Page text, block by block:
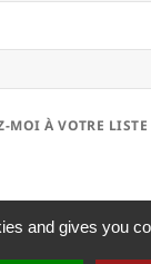
MOI À VOTRE
and gives you